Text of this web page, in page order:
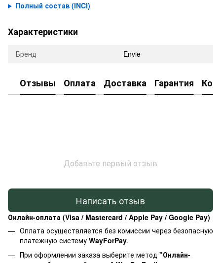
Полный состав (INCI)
Характеристики
Бренд Envie
Отзывы Оплата Доставка Гарантия
Добавьте первый отзыв
Написать отзыв
Онлайн-оплата (Visa / Mastercard / Apple Pay / Google Pay)
Оплата осуществляется без комиссии через безопасную
платежную систему WayForPay.
При оформлении заказа выберите метод "Онлайн-